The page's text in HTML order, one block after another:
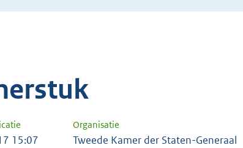
Organisatie
15:07 Tweede Kamer der Staten-Generaal